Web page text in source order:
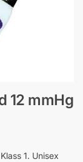
12 mmHg
1. Unisex